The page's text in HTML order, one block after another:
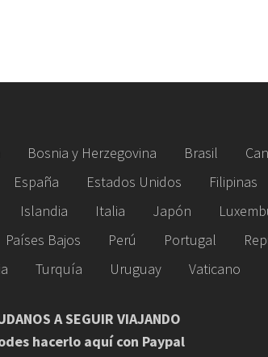
Bosnia y Herzegovina Brasil
España Estados Unidos Filipinas
Islandia Italia Japón
Países Bajos Perú Portugal
Turquía Uruguay Vaticano
A SEGUIR VIAJANDO
hacerlo aquí con Paypal